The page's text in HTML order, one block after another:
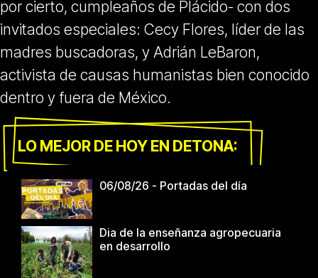
por cierto, cumpleaños de Plácido- con dos
invitados especiales: Cecy Flores, líder de las
madres buscadoras, y Adrián LeBaron,
activista de causas humanistas bien conocido
dentro y fuera de México.
LO MEJOR DE HOY EN DETONA:
06/08/26 - Portadas del día
Dia de la enseñanza agropecuaria
en desarrollo